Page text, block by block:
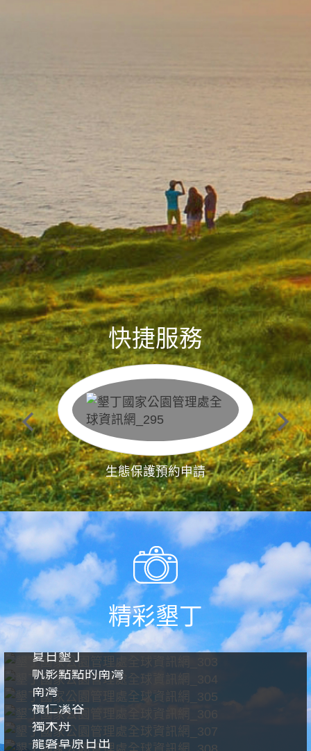
快捷服務
生態保護預約申請
精彩墾丁
夏日墾丁
帆影點點的南灣
南灣
欖仁溪谷
獨木舟
龍磐草原日出